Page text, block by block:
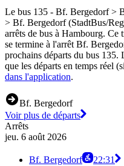
Le bus 135 - Bf. Bergedorf >
> Bf. Bergedorf (StadtBus/
arrêts de bus à Hambourg.
se termine à l'arrêt Bf.
prochains départs du bus
que les départs en temps réel
dans l'application.
Bf. Bergedorf
Voir plus de départs
Arrêts
jeu. 6 août 2026
Bf. Bergedorf
22:31